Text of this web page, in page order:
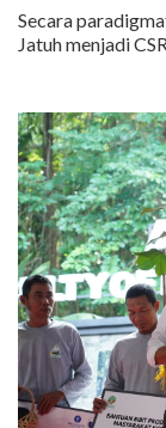
Secara
Jatuh menjadi